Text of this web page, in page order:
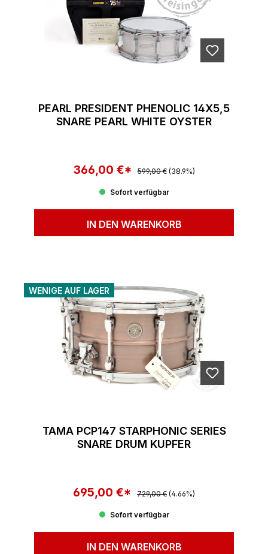
PEARL PRESIDENT PHENOLIC 14X5,5
SNARE PEARL WHITE OYSTER
Verkaufspreis:
366,00 €* Regulärer Preis:
599,00 € (38.9%)
Sofort verfügbar
IN DEN WARENKORB
WENIGE AUF LAGER
TAMA PCP147 STARPHONIC SERIES
SNARE DRUM KUPFER
Verkaufspreis:
695,00 €* Regulärer Preis:
729,00 € (4.66%)
Sofort verfügbar
IN DEN WARENKORB